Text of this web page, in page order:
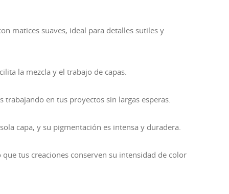
matices suaves, ideal para detalles sutiles y
la mezcla y el trabajo de capas.
en tus proyectos sin largas esperas.
capa, y su pigmentación es intensa y duradera.
tus creaciones conserven su intensidad de color